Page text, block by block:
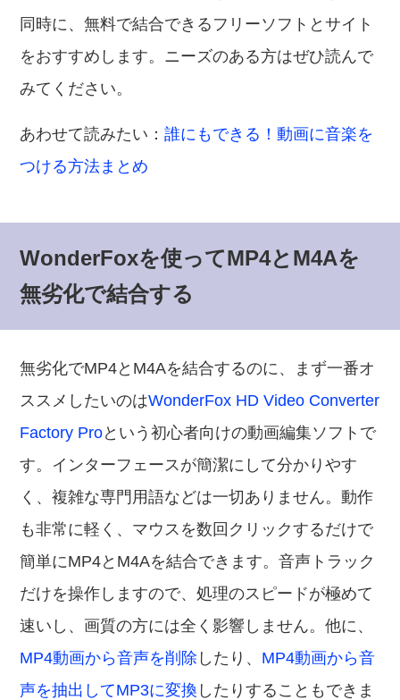
同時に、無料で結合できるフリーソフトとサイト
をおすすめします。ニーズのある方はぜひ読んで
みてください。
あわせて読みたい：誰にもできる！動画に音楽を
つける方法まとめ
WonderFoxを使ってMP4とM4Aを
無劣化で結合する
無劣化でMP4とM4Aを結合するのに、まず一番オ
ススメしたいのはWonderFox HD Video Converter
Factory Proという初心者向けの動画編集ソフトで
す。インターフェースが簡潔にして分かりやす
く、複雑な専門用語などは一切ありません。動作
も非常に軽く、マウスを数回クリックするだけで
簡単にMP4とM4Aを結合できます。音声トラック
だけを操作しますので、処理のスピードが極めて
速いし、画質の方には全く影響しません。他に、
MP4動画から音声を削除 したり、 MP4動画から音
声を抽出してMP3に変換 したりすることもできま